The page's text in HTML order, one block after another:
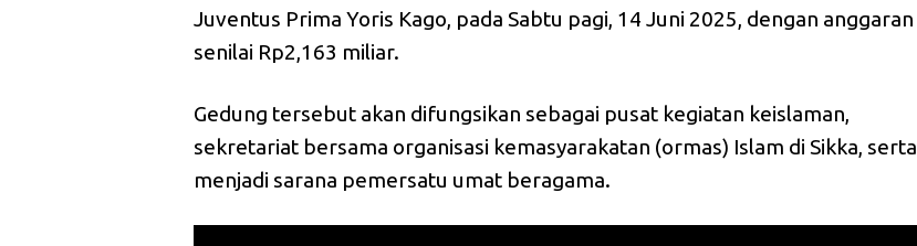
Juventus Prima Yoris Kago, pada Sabtu pagi, 14 Juni 2025, dengan anggaran
senilai Rp2,163 miliar.
Gedung tersebut akan difungsikan sebagai pusat kegiatan keislaman,
sekretariat bersama organisasi kemasyarakatan (ormas) Islam di Sikka, serta
menjadi sarana pemersatu umat beragama.